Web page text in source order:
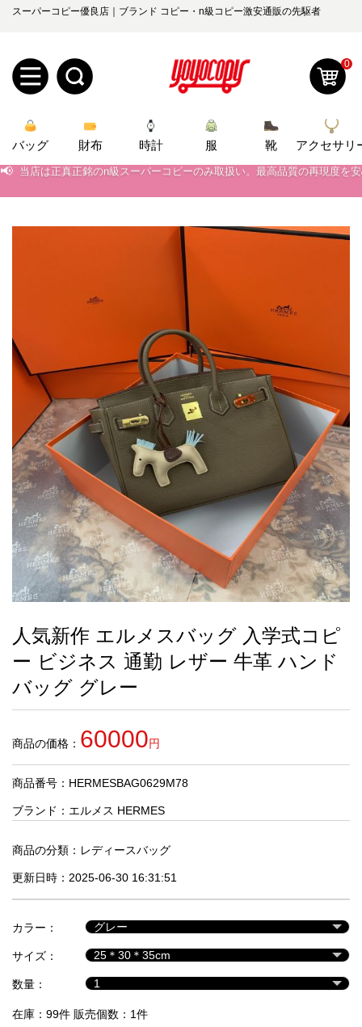
スーパーコピー優良店｜ブランド コピー・n級コピー激安通販の先駆者
規
録
ロ
ダ
理
知
2026人気特集
バッグ
財布
時計
服
ズボン
衣装セット
靴
住まい用品
アクセサリー
ベルト
スカーフ
アイフォーンケ
ース
小物
最
新
お
す
め
商
人
気
商
セ
ル
品
0
バッグ 財布 時計 服 靴 アクセサリ
📢 当店は正真正銘のn級スーパーコピーのみ取扱い。最高品質の再現度を
📢 2026春の新作続々更新中！期間中のご注文でお得な割引をご利用いただ
当店は正真正銘のn級スーパーコピーのみ取扱い。最高品質の再現度を
2026春の新作続々更新中！期間中のご注文でお得な割引をご利用いただ
新作入荷！ルイ・ヴィトンスーパーコピー バッグ最新モデルが登場。
人気新作 エルメスバッグ 入学式コピ
ー ビジネス 通勤 レザー 牛革 ハンド
バッグ グレー
商品の価格： 60000円
商品番号：HERMESBAG0629M78
ブランド： エルメス HERMES
商品の分類： レディースバッグ
更新日時：2025-06-30 16:31:51
カラー：
サイズ：
数量：
在庫：99件 販売個数：1件